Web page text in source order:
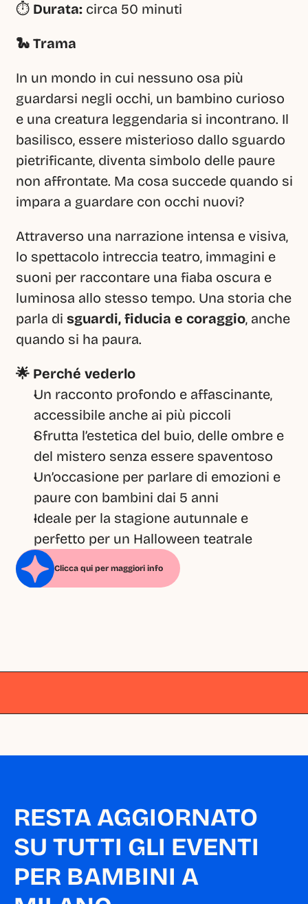
⏱️ Durata: circa 50 minuti
🐍 Trama
In un mondo in cui nessuno osa più
guardarsi negli occhi, un bambino curioso
e una creatura leggendaria si incontrano. Il
basilisco, essere misterioso dallo sguardo
pietrificante, diventa simbolo delle paure
non affrontate. Ma cosa succede quando si
impara a guardare con occhi nuovi?
Attraverso una narrazione intensa e visiva,
lo spettacolo intreccia teatro, immagini e
suoni per raccontare una fiaba oscura e
luminosa allo stesso tempo. Una storia che
parla di sguardi, fiducia e coraggio, anche
quando si ha paura.
🌟 Perché vederlo
Un racconto profondo e affascinante,
accessibile anche ai più piccoli
Sfrutta l’estetica del buio, delle ombre e
del mistero senza essere spaventoso
Un’occasione per parlare di emozioni e
paure con bambini dai 5 anni
Ideale per la stagione autunnale e
perfetto per un Halloween teatrale
Clicca qui per maggiori info
RESTA AGGIORNATO
SU TUTTI GLI EVENTI
PER BAMBINI A